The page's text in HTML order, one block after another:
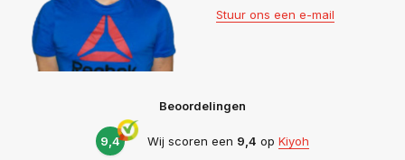
Stuur ons een e-mail
Beoordelingen
9,4 Wij scoren een 9,4 op Kiyoh